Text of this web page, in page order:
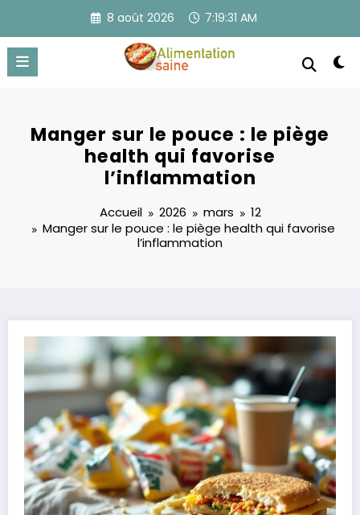
contenu
8 août 2026 7:19:31 AM
Manger sur le pouce : le piège
health qui favorise
l’inflammation
Accueil 2026 mars
12
Manger sur le pouce : le piège health qui favorise
l’inflammation